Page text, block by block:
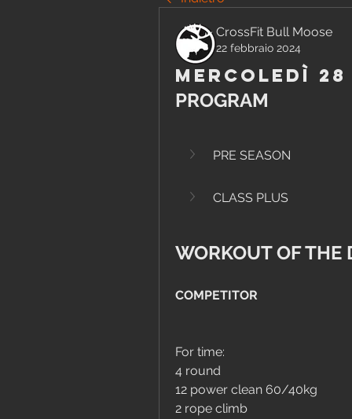
CrossFit Bull Moose
22 febbraio 2024
Mercoledì 28
PROGRAM
PRE SEASON
CLASS PLUS
WORKOUT OF THE
COMPETITOR
For time:
4 round
12 power clean 60/40kg
2 rope climb